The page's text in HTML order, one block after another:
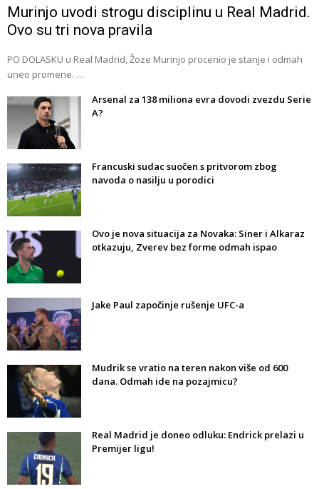
Murinjo uvodi strogu disciplinu u Real Madrid.
Ovo su tri nova pravila
PO DOLASKU u Real Madrid, Žoze Murinjo procenio je stanje i odmah
uneo promene. …
Arsenal za 138 miliona evra dovodi zvezdu Serie
A?
Francuski sudac suočen s pritvorom zbog
navoda o nasilju u porodici
Ovo je nova situacija za Novaka: Siner i Alkaraz
otkazuju, Zverev bez forme odmah ispao
Jake Paul započinje rušenje UFC-a
Mudrik se vratio na teren nakon više od 600
dana. Odmah ide na pozajmicu?
Real Madrid je doneo odluku: Endrick prelazi u
Premijer ligu!